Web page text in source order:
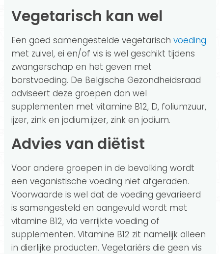
Vegetarisch kan wel
Een goed samengestelde vegetarisch voeding
met zuivel, ei en/of vis is wel geschikt tijdens
zwangerschap en het geven met
borstvoeding. De Belgische Gezondheidsraad
adviseert deze groepen dan wel
supplementen met vitamine B12, D, foliumzuur,
ijzer, zink en jodium.ijzer, zink en jodium.
Advies van diëtist
Voor andere groepen in de bevolking wordt
een veganistische voeding niet afgeraden.
Voorwaarde is wel dat de voeding gevarieerd
is samengesteld en aangevuld wordt met
vitamine B12, via verrijkte voeding of
supplementen. Vitamine B12 zit namelijk alleen
in dierlijke producten. Vegetariërs die geen vis